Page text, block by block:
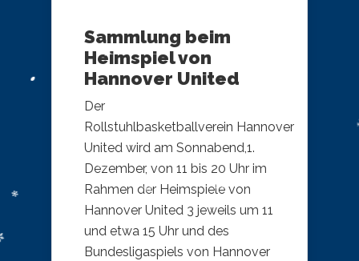
Sammlung beim
Heimspiel von
Hannover United
Der
Rollstuhlbasketballverein Hannover
United wird am Sonnabend,1.
Dezember, von 11 bis 20 Uhr im
Rahmen der Heimspiele von
Hannover United 3 jeweils um 11
und etwa 15 Uhr und des
Bundesligaspiels von Hannover